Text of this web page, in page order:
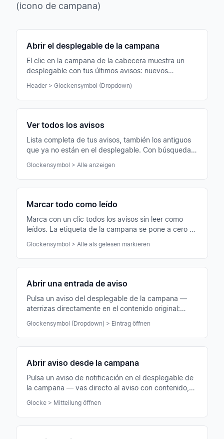
(icono de campana)
Abrir el desplegable de la campana
El clic en la campana de la cabecera muestra un
desplegable con tus últimos avisos: nuevos
eventos, notificaciones, chats y más.
Header > Glockensymbol (Dropdown)
Ver todos los avisos
Lista completa de tus avisos, también los antiguos
que ya no están en el desplegable. Con búsqueda y
Glockensymbol > Alle anzeigen
Marcar todo como leído
Marca con un clic todos los avisos sin leer como
leídos. La etiqueta de la campana se pone a cero —
Glockensymbol > Alle als gelesen markieren
Abrir una entrada de aviso
Pulsa un aviso del desplegable de la campana —
aterrizas directamente en el contenido original:
evento, notificación, chat o aviso de federación.
Glockensymbol (Dropdown) > Eintrag öffnen
Abrir aviso desde la campana
Pulsa un aviso de notificación en el desplegable de
la campana — vas directo al aviso con contenido,
Glocke > Mitteilung öffnen